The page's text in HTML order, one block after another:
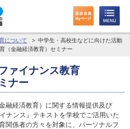
について
中学生・高校生などに向けた活動
（金融経済教育）セミナー
ァイナンス教育
ナー
融経済教育）に関する情報提供及び
ナンス』テキストを学校でご活用いた
関係者の方々を対象に、パーソナルフ